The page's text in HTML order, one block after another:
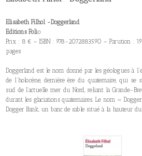
Elisabeth Filhol -Doggerland
Editions Folio
Prix : 8 € – ISBN : 978-2072883590 – Parution :
pages
Doggerland est le nom donné par les géologues à
de l’holocène, dernière ère du quaternaire, qui
sud de l’actuelle mer du Nord, reliant la Grande-
durant les glaciations quaternaires. Le nom «
Dogger Bank, un banc de sable situé à la hauteur